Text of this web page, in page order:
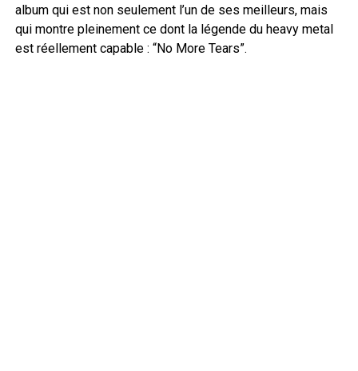
album qui est non seulement l’un de ses meilleurs, mais
qui montre pleinement ce dont la légende du heavy metal
est réellement capable : “No More Tears”.